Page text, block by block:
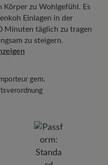
Körper zu Wohlgefühl. Es
Einlagen in der
Minuten täglich zu tragen
zu steigern.
gem.
Bietigheim-Bissingen,
schuhe.de